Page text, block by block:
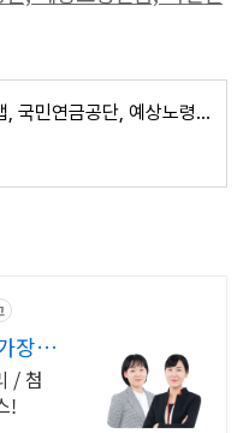
국민연금 모바일 앱, 국민연금공단, 예상노령연금, 국민연금 가입내역 조회
장
/ 첨
!